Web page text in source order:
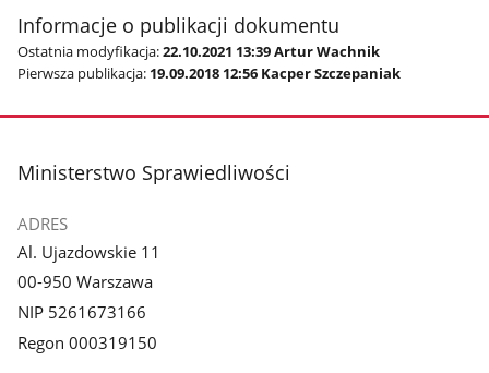
Informacje o publikacji dokumentu
Ostatnia modyfikacja:22.10.2021 13:39 Artur Wachnik
Pierwsza publikacja: 19.09.2018 12:56 Kacper Szczepaniak
stopka
Ministerstwo Sprawiedliwości
ADRES
Al. Ujazdowskie 11
00-950 Warszawa
NIP 5261673166
Regon 000319150